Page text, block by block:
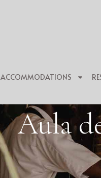
ACCOMMODATIONS
Aula